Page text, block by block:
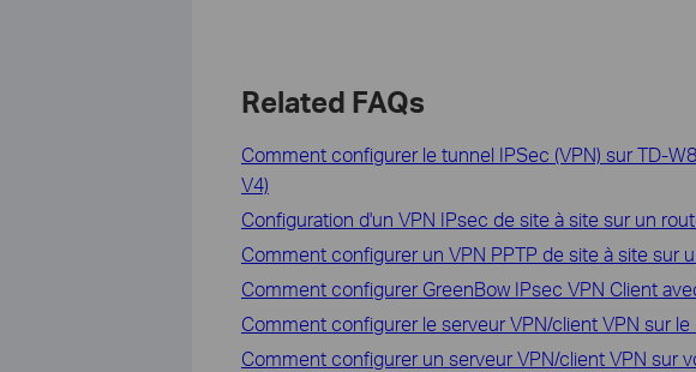
Related FAQs
Comment configurer le tunnel IPSec (VPN) sur TD-
V4)
Configuration d'un VPN IPsec de site à site sur un
Comment configurer un VPN PPTP de site à site sur
Comment configurer GreenBow IPsec VPN Client
Comment configurer le serveur VPN/client VPN sur
Comment configurer un serveur VPN/client VPN sur